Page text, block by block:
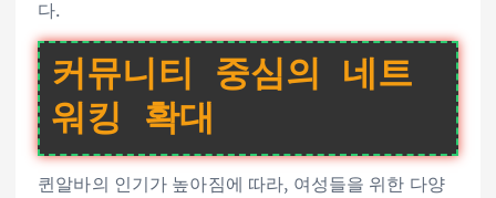
다.
커뮤니티 중심의 네트
워킹 확대
퀸알바의 인기가 높아짐에 따라, 여성들을 위한 다양